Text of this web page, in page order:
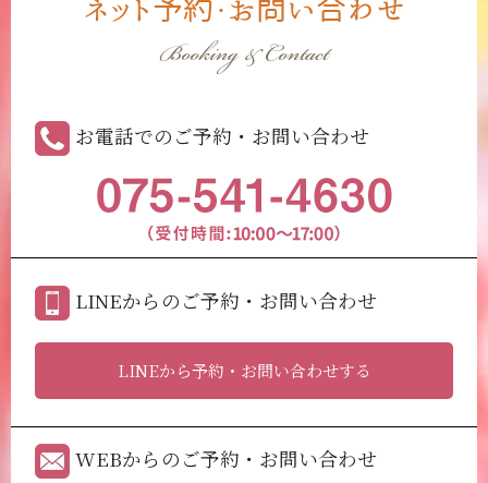
ネット予約・お問い合わせ
Booking & Contact
お電話でのご予約・お問い合わせ
LINEからのご予約・お問い合わせ
LINEから予約・お問い合わせする
WEBからのご予約・お問い合わせ